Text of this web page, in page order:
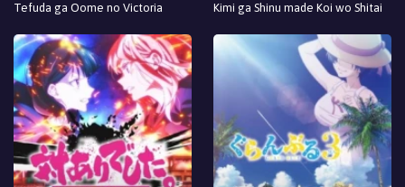
Tefuda ga Oome no Victoria Kimi ga Shinu made Koi wo Shitai